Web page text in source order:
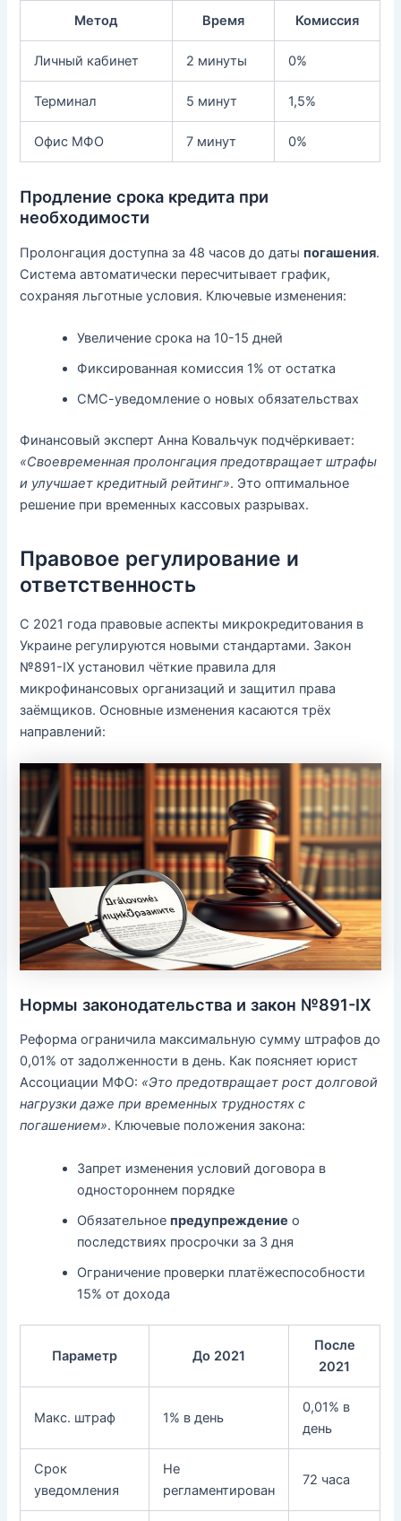
Метод Время Комиссия
Личный кабинет 2 минуты 0%
Терминал 5 минут 1,5%
Офис МФО 7 минут 0%
Продление срока кредита при
необходимости
Пролонгация доступна за 48 часов до датыпогашения.
Система автоматически пересчитывает график,
сохраняя льготные условия. Ключевые изменения:
Увеличение срока на 10-15 дней
Фиксированная комиссия 1% от остатка
СМС-уведомление о новых обязательствах
Финансовый эксперт Анна Ковальчук подчёркивает:
«Своевременная пролонгация предотвращает штрафы
и улучшает кредитный рейтинг». Это оптимальное
решение при временных кассовых разрывах.
Правовое регулирование и
ответственность
С 2021 года правовые аспекты микрокредитования в
Украине регулируются новыми стандартами. Закон
№891-IX установил чёткие правила для
микрофинансовых организаций и защитил права
заёмщиков. Основные изменения касаются трёх
направлений:
Нормы законодательства и закон №891-IX
Реформа ограничила максимальную сумму штрафов до
0,01% от задолженности в день. Как поясняет юрист
Ассоциации МФО: «Это предотвращает рост долговой
нагрузки даже при временных трудностях с
погашением». Ключевые положения закона:
Запрет изменения условий договора в
одностороннем порядке
Обязательноепредупреждение о
последствиях просрочки за 3 дня
Ограничение проверки платёжеспособности
15% от дохода
Параметр До 2021
После
2021
Макс. штраф 1% в день
0,01% в
день
Срок
уведомления
Не
регламентирован
72 часа